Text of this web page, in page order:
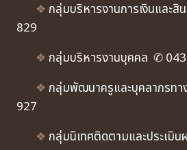
❖ กลุ่มบริหารงานการเงินและ
829
❖ กลุ่มบริหารงานบุคคล ✆
❖ กลุ่มพัฒนาครูและบุคลากรท
927
❖ กลุ่มนิเทศติดตามและประเมิ